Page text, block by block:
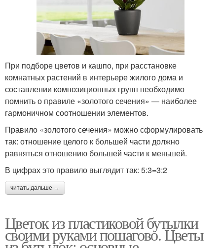
При подборе цветов и кашпо, при расстановке
комнатных растений в интерьере жилого дома и
составлении композиционных групп необходимо
помнить о правиле «золотого сечения» — наиболее
гармоничном соотношении элементов.
Правило «золотого сечения» можно сформулировать
так: отношение целого к большей части должно
равняться отношению большей части к меньшей.
В цифрах это правило выглядит так: 5:3=3:2
читать дальше →
Цветок из пластиковой бутылки
своими руками пошагово. Цветы